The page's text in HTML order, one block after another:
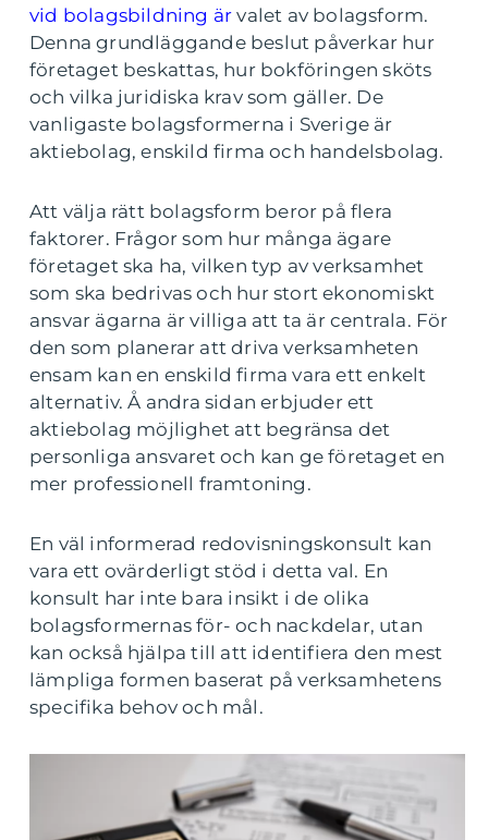
vid bolagsbildning är valet av bolagsform.
Denna grundläggande beslut påverkar hur
företaget beskattas, hur bokföringen sköts
och vilka juridiska krav som gäller. De
vanligaste bolagsformerna i Sverige är
aktiebolag, enskild firma och handelsbolag.
Att välja rätt bolagsform beror på flera
faktorer. Frågor som hur många ägare
företaget ska ha, vilken typ av verksamhet
som ska bedrivas och hur stort ekonomiskt
ansvar ägarna är villiga att ta är centrala. För
den som planerar att driva verksamheten
ensam kan en enskild firma vara ett enkelt
alternativ. Å andra sidan erbjuder ett
aktiebolag möjlighet att begränsa det
personliga ansvaret och kan ge företaget en
mer professionell framtoning.
En väl informerad redovisningskonsult kan
vara ett ovärderligt stöd i detta val. En
konsult har inte bara insikt i de olika
bolagsformernas för- och nackdelar, utan
kan också hjälpa till att identifiera den mest
lämpliga formen baserat på verksamhetens
specifika behov och mål.